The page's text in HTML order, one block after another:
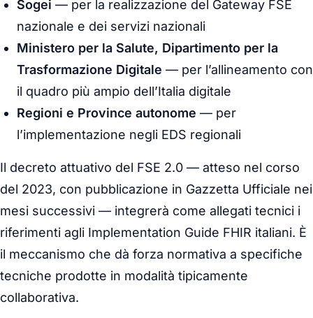
Sogei — per la realizzazione del Gateway FSE
nazionale e dei servizi nazionali
Ministero per la Salute, Dipartimento per la
Trasformazione Digitale — per l’allineamento con
il quadro più ampio dell’Italia digitale
Regioni e Province autonome — per
l’implementazione negli EDS regionali
Il decreto attuativo del FSE 2.0 — atteso nel corso
del 2023, con pubblicazione in Gazzetta Ufficiale nei
mesi successivi — integrerà come allegati tecnici i
riferimenti agli Implementation Guide FHIR italiani. È
il meccanismo che dà forza normativa a specifiche
tecniche prodotte in modalità tipicamente
collaborativa.